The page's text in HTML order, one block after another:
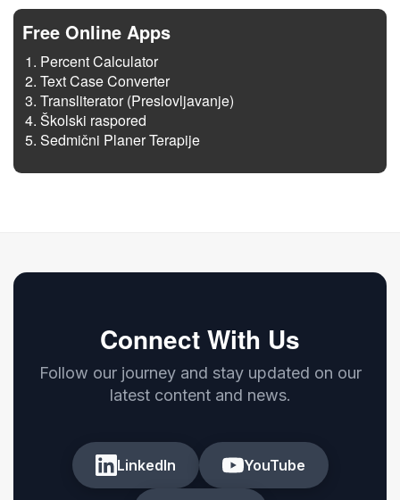
Free Online Apps
Percent Calculator
Text Case Converter
Transliterator (Preslovljavanje)
Školski raspored
Sedmični Planer Terapije
Connect With Us
Follow our journey and stay updated on our
latest content and news.
LinkedIn YouTube